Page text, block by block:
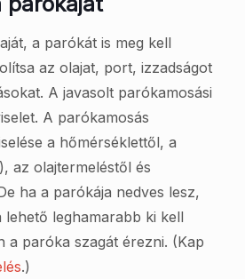
a parókát is meg kell
az olajat, port, izzadságot
A javasolt parókamosási
A parókamosás
a hőmérséklettől, a
az olajtermeléstől és
ha a parókája nedves lesz,
lehető leghamarabb ki kell
a paróka szagát érezni. (Kap
.)